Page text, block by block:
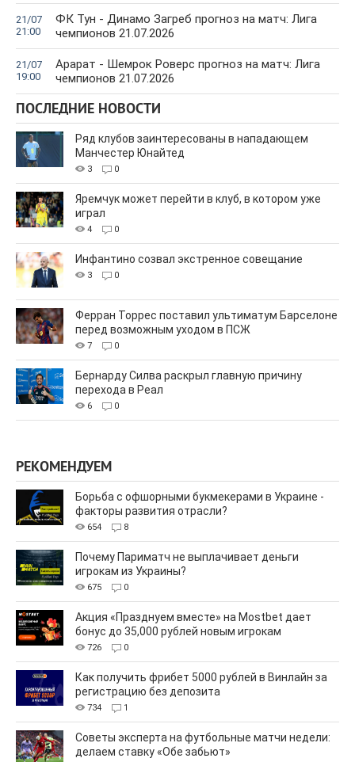
21/07
21:00
ФК Тун - Динамо Загреб прогноз на матч: Лига
чемпионов 21.07.2026
21/07
19:00
Арарат - Шемрок Роверс прогноз на матч: Лига
чемпионов 21.07.2026
ПОСЛЕДНИЕ НОВОСТИ
Ряд клубов заинтересованы в нападающем
Манчестер Юнайтед
3 0
Яремчук может перейти в клуб, в котором уже
играл
4 0
Инфантино созвал экстренное совещание
3 0
Ферран Торрес поставил ультиматум Барселоне
перед возможным уходом в ПСЖ
7 0
Бернарду Силва раскрыл главную причину
перехода в Реал
6 0
РЕКОМЕНДУЕМ
Борьба с офшорными букмекерами в Украине -
факторы развития отрасли?
654 8
Почему Париматч не выплачивает деньги
игрокам из Украины?
675 0
Акция «Празднуем вместе» на Mostbet дает
бонус до 35,000 рублей новым игрокам
726 0
Как получить фрибет 5000 рублей в Винлайн за
регистрацию без депозита
734 1
Советы эксперта на футбольные матчи недели:
делаем ставку «Обе забьют»